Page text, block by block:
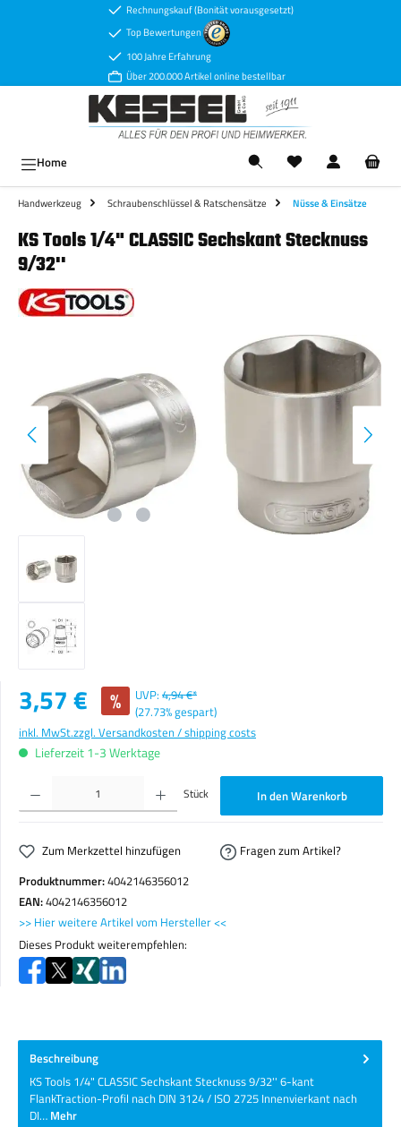
Zum Hauptinhalt springenRechnungskauf (Bonität vorausgesetzt)
Top Bewertungen
100 Jahre Erfahrung
Über 200.000 Artikel online bestellbar
Home
Handwerkzeug Schraubenschlüssel & Ratschensätze Nüsse & Einsätze
KS Tools 1/4" CLASSIC Sechskant Stecknuss
9/32''
Verkaufspreis:
3,57 € % UVP: 4,94 €*
(27.73% gespart)
inkl. MwSt.zzgl. Versandkosten / shipping costs
Lieferzeit 1-3 Werktage
Produkt Anzahl: Gib den gewünschten Wert ein oder benutze die Schaltflächen um die Anzahl zu
Stück In den Warenkorb
Zum Merkzettel hinzufügen
Fragen zum Artikel?
Produktnummer:4042146356012
EAN:4042146356012
>> Hier weitere Artikel vom Hersteller <<
Dieses Produkt weiterempfehlen:
Beschreibung
KS Tools 1/4" CLASSIC Sechskant Stecknuss 9/32'' 6-kant
FlankTraction-Profil nach DIN 3124 / ISO 2725 Innenvierkant nach
DI… Mehr